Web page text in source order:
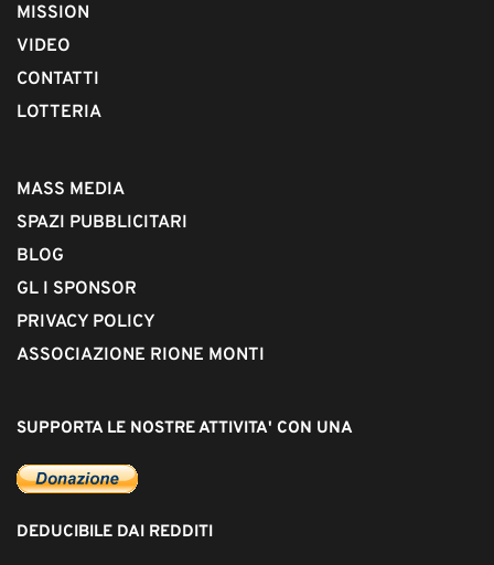
MISSION
VIDEO
CONTATTI
LOTTERIA
MASS MEDIA
SPAZI PUBBLICITARI
BLOG
GL I SPONSOR
PRIVACY POLICY
ASSOCIAZIONE RIONE MONTI
SUPPORTA LE NOSTRE ATTIVITA' CON UNA
DEDUCIBILE DAI REDDITI